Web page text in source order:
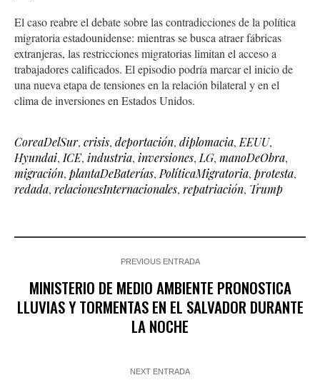
El caso reabre el debate sobre las contradicciones de la política
migratoria estadounidense: mientras se busca atraer fábricas
extranjeras, las restricciones migratorias limitan el acceso a
trabajadores calificados. El episodio podría marcar el inicio de
una nueva etapa de tensiones en la relación bilateral y en el
clima de inversiones en Estados Unidos.
CoreaDelSur, crisis, deportación, diplomacia, EEUU,
Hyundai, ICE, industria, inversiones, LG, manoDeObra,
migración, plantaDeBaterías, PolíticaMigratoria, protesta,
redada, relacionesInternacionales, repatriación, Trump
PREVIOUS ENTRADA
MINISTERIO DE MEDIO AMBIENTE PRONOSTICA
LLUVIAS Y TORMENTAS EN EL SALVADOR DURANTE
LA NOCHE
NEXT ENTRADA